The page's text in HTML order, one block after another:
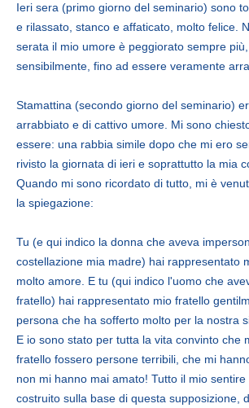
Ieri sera (primo giorno del seminario) sono
e rilassato, stanco e affaticato, molto felice.
serata il mio umore è peggiorato sempre
sensibilmente, fino ad essere veramente
Stamattina (secondo giorno del seminario)
arrabbiato e di cattivo umore. Mi sono
essere: una rabbia simile dopo che mi ero
rivisto la giornata di ieri e soprattutto la mia
Quando mi sono ricordato di tutto, mi è
la spiegazione:
Tu (e qui indico la donna che aveva
costellazione mia madre) hai rappresentato
molto amore. E tu (qui indico l'uomo che
fratello) hai rappresentato mio fratello
persona che ha sofferto molto per la nostra
E io sono stato per tutta la vita convinto che
fratello fossero persone terribili, che mi
non mi hanno mai amato! Tutto il mio
costruito sulla base di questa supposizione,